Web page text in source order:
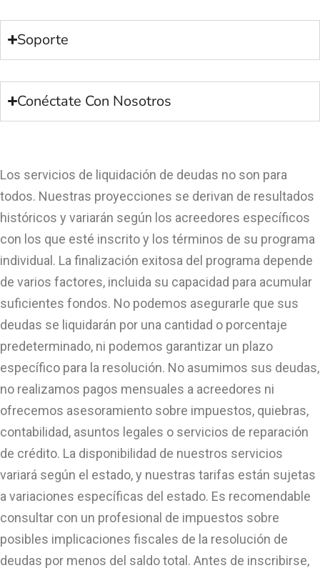
Soporte
Conéctate Con Nosotros
Los servicios de liquidación de deudas no son para
todos. Nuestras proyecciones se derivan de resultados
históricos y variarán según los acreedores específicos
con los que esté inscrito y los términos de su programa
individual. La finalización exitosa del programa depende
de varios factores, incluida su capacidad para acumular
suficientes fondos. No podemos asegurarle que sus
deudas se liquidarán por una cantidad o porcentaje
predeterminado, ni podemos garantizar un plazo
específico para la resolución. No asumimos sus deudas,
no realizamos pagos mensuales a acreedores ni
ofrecemos asesoramiento sobre impuestos, quiebras,
contabilidad, asuntos legales o servicios de reparación
de crédito. La disponibilidad de nuestros servicios
variará según el estado, y nuestras tarifas están sujetas
a variaciones específicas del estado. Es recomendable
consultar con un profesional de impuestos sobre
posibles implicaciones fiscales de la resolución de
deudas por menos del saldo total. Antes de inscribirse,